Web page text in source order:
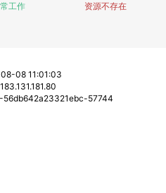
工作
资源不存在
08 11:01:03
56db642a23321ebc-57744